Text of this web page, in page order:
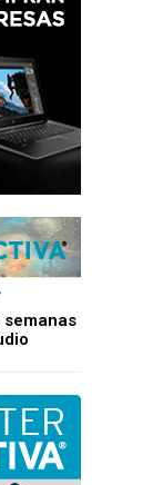
semanas